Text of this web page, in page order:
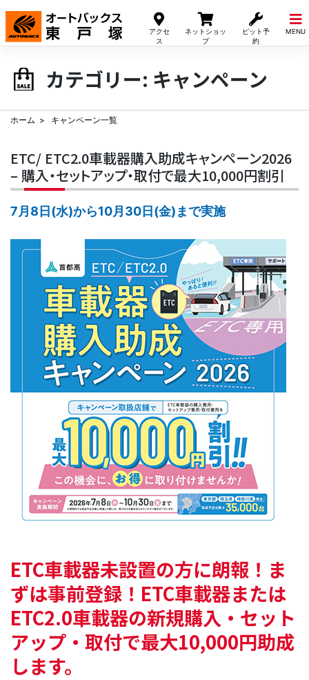
アクセ
ス
ネットショッ
プ
ピット予
約
MENU
Skip
content
カテゴリー: キャンペーン
ホーム キャンペーン一覧
ETC/ ETC2.0車載器購入助成キャンペーン2026
– 購入・セットアップ・取付で最大10,000円割引
7月8日(水)から10月30日(金)まで実施
ETC車載器未設置の方に朗報！ ま
ずは事前登録！ETC車載器または
ETC2.0車載器の新規購入・セット
アップ・取付で最大10,000円助成
します。